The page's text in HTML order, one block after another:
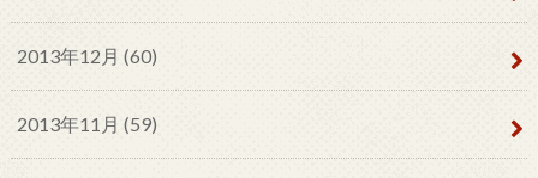
2013年12月 (60)
2013年11月 (59)